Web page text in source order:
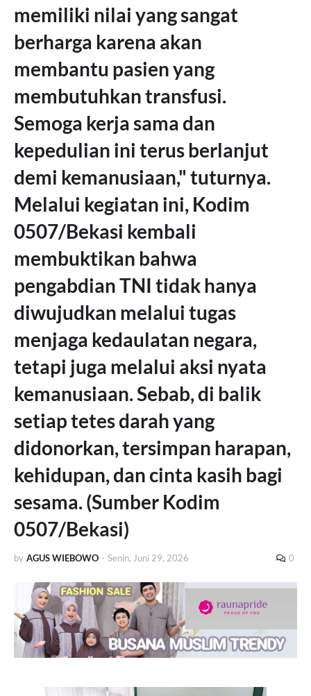
memiliki nilai yang sangat
berharga karena akan
membantu pasien yang
membutuhkan transfusi.
Semoga kerja sama dan
kepedulian ini terus berlanjut
demi kemanusiaan," tuturnya.
Melalui kegiatan ini, Kodim
0507/Bekasi kembali
membuktikan bahwa
pengabdian TNI tidak hanya
diwujudkan melalui tugas
menjaga kedaulatan negara,
tetapi juga melalui aksi nyata
kemanusiaan. Sebab, di balik
setiap tetes darah yang
didonorkan, tersimpan harapan,
kehidupan, dan cinta kasih bagi
sesama. (Sumber Kodim
0507/Bekasi)
by AGUS WIEBOWO - Senin, Juni 29, 2026 0